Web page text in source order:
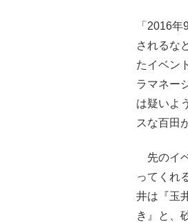
「2016
されるな
たイベン
ラマネー
は疑いよ
スな百田
先のイ
ってくれ
井は『玉
き』と、